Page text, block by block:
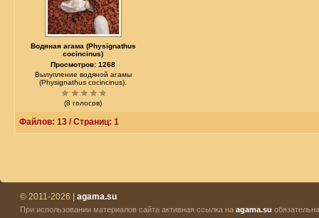
Водяная агама (Physignathus
cocincinus)
Просмотров: 1268
Вылупление водяной агамы
(Physignathus cocincinus).
(8 голосов)
Файлов: 13 / Страниц: 1
© 2011-2026 | agama.su
При использовании материалов сайта активная ссылка на agama.su